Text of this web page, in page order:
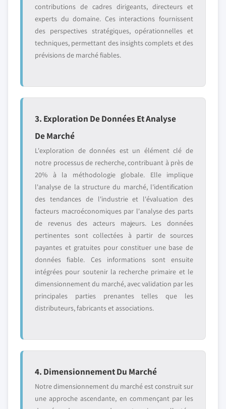
contributions de cadres dirigeants, directeurs et
experts du domaine. Ces interactions fournissent
des perspectives stratégiques, opérationnelles et
techniques, permettant des insights complets et des
prévisions de marché fiables.
3. Exploration De Données Et Analyse
De Marché
L'exploration de données est un élément clé de
notre processus de recherche, contribuant à près de
20% à la méthodologie globale. Elle implique
l'analyse de la structure du marché, l'identification
des tendances de l'industrie et l'évaluation des
facteurs macroéconomiques par l'analyse des parts
de revenus des acteurs majeurs. Les données
pertinentes sont collectées à partir de sources
payantes et gratuites pour constituer une base de
données fiable. Ces informations sont ensuite
intégrées pour soutenir la recherche primaire et le
dimensionnement du marché, avec validation par les
principales parties prenantes telles que les
distributeurs, fabricants et associations.
4. Dimensionnement Du Marché
Notre dimensionnement du marché est construit sur
une approche ascendante, en commençant par les